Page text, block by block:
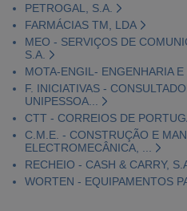
PETROGAL, S.A.
FARMÁCIAS TM, LDA
MEO - SERVIÇOS DE
S.A.
MOTA-ENGIL- ENGENHARIA
F. INICIATIVAS -
UNIPESSOA...
CTT - CORREIOS DE
C.M.E. - CONSTRUÇÃO E
ELECTROMECÂNICA, ...
RECHEIO - CASH & CARRY,
WORTEN - EQUIPAMENTOS